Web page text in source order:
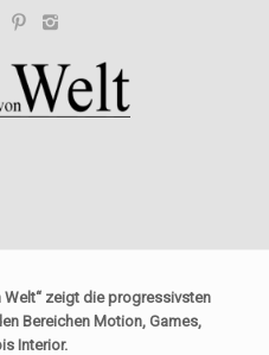
Welt“ zeigt die progressivsten
Bereichen Motion, Games,
Interior.